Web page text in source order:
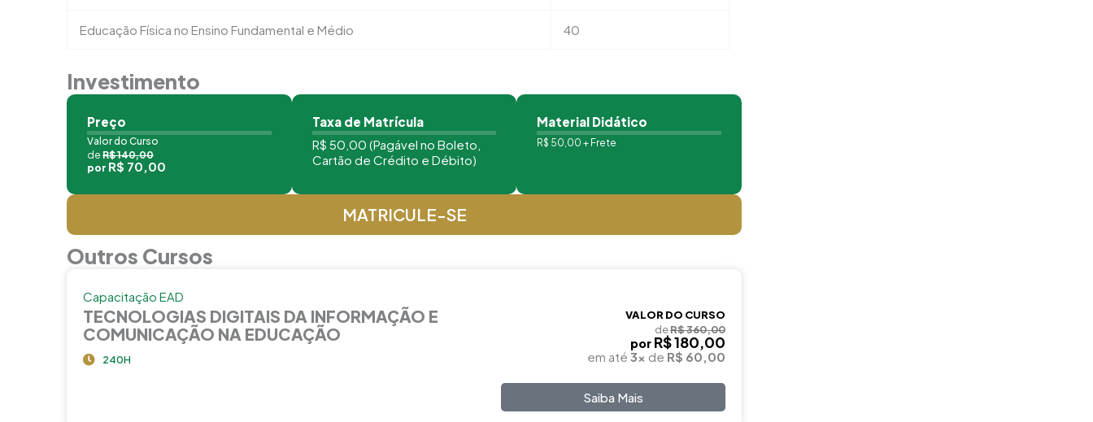
Educação Física no Ensino Fundamental e Médio 40
Investimento
Preço
Valor do Curso
de R$ 140,00
por R$ 70,00
Taxa de Matrícula
R$ 50,00 (Pagável no Boleto,
Cartão de Crédito e Débito)
Material Didático
R$ 50,00 + Frete
MATRICULE-SE
Outros Cursos
Capacitação EAD
TECNOLOGIAS DIGITAIS DA INFORMAÇÃO E
COMUNICAÇÃO NA EDUCAÇÃO
240H
VALOR DO CURSO
deR$ 360,00
por R$ 180,00
em até 3x de R$ 60,00
Saiba Mais